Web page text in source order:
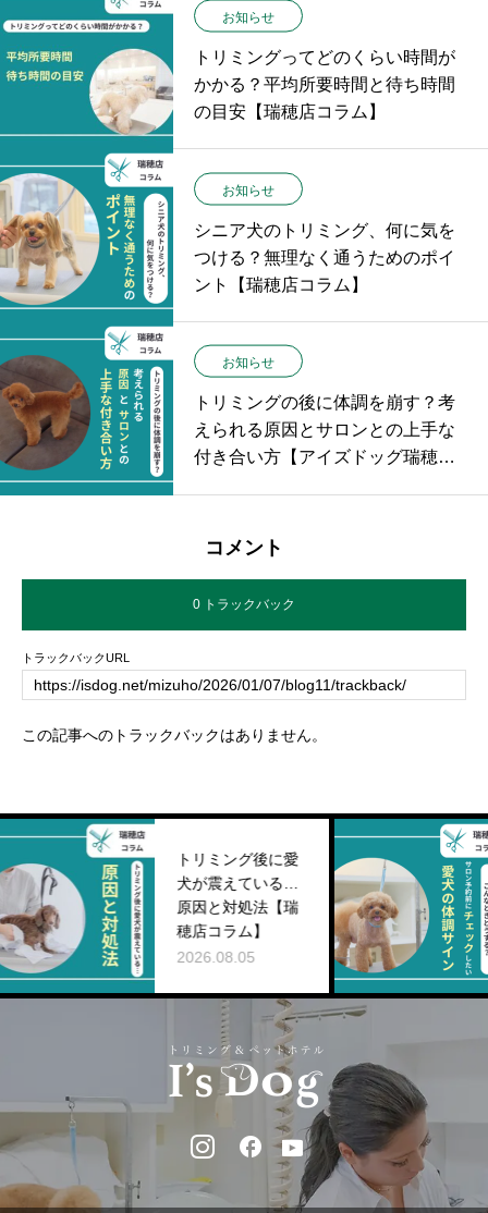
お知らせ
トリミングってどのくらい時間が
かかる？平均所要時間と待ち時間
の目安【瑞穂店コラム】
お知らせ
シニア犬のトリミング、何に気を
つける？無理なく通うためのポイ
ント【瑞穂店コラム】
お知らせ
トリミングの後に体調を崩す？考
えられる原因とサロンとの上手な
付き合い方【アイズドッグ瑞穂店
コメント
0 トラックバック
トラックバックURL
この記事へのトラックバックはありません。
トリミング後に愛
犬が震えている…
原因と対処法【瑞
穂店コラム】
2026.08.05